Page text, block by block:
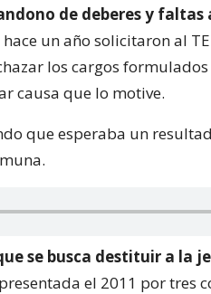
de deberes y faltas
un año solicitaron al
los cargos formulados
causa que lo motive.
que esperaba un
se busca destituir a la
el 2011 por tres